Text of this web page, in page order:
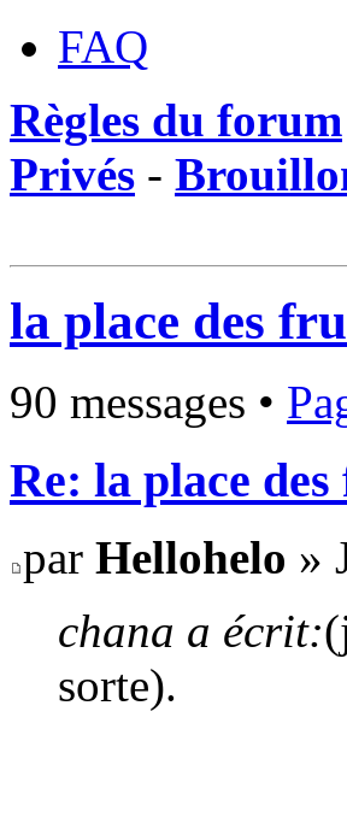
FAQ
Règles du forum
Privés -
la place des
90 messages •
Re: la place
par Hellohelo »
chana a écrit:
sorte).